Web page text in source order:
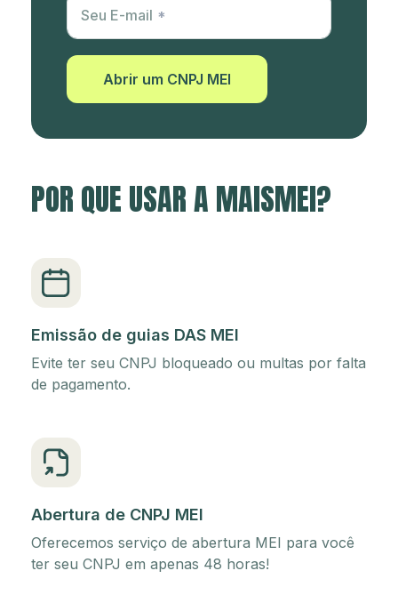
Seu E-mail
Abrir um CNPJ MEI
POR QUE USAR A MAISMEI?
Emissão de guias DAS MEI
Evite ter seu CNPJ bloqueado ou multas por falta
de pagamento.
Abertura de CNPJ MEI
Oferecemos serviço de abertura MEI para você
ter seu CNPJ em apenas 48 horas!